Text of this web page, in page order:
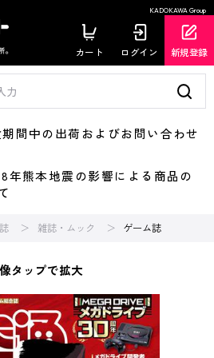
KADOKAWA Group
カート ログイン 新規登録
中の出荷およびお問い合わせ
熊本地震の影響による商品の
雑誌・ムック ゲーム誌
タップで拡大